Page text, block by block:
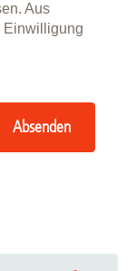
Aus
Einwilligung
Absenden